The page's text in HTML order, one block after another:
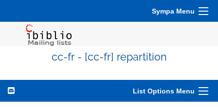
Sympa Menu
cc-fr - [cc-fr] repartition
List Options Menu